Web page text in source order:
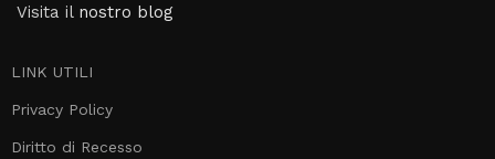
Visita il nostro blog
LINK UTILI
Privacy Policy
Diritto di Recesso